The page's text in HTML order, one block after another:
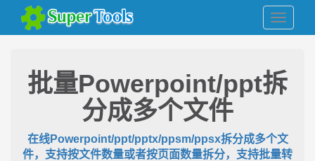
批量Powerpoint/ppt拆
分成多个文件
在线Powerpoint/ppt/pptx/ppsm/ppsx拆分成多个文
件，支持按文件数量或者按页面数量拆分，支持批量转